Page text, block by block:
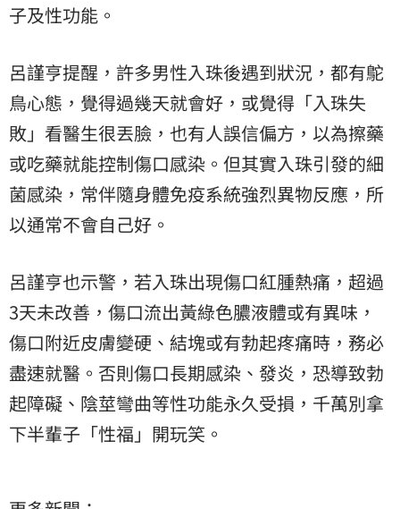
子及性功能。
呂謹亨提醒，許多男性入珠後遇到狀況，都有鴕
鳥心態，覺得過幾天就會好，或覺得「入珠失
敗」看醫生很丟臉，也有人誤信偏方，以為擦藥
或吃藥就能控制傷口感染。但其實入珠引發的細
菌感染，常伴隨身體免疫系統強烈異物反應，所
以通常不會自己好。
呂謹亨也示警，若入珠出現傷口紅腫熱痛，超過
3天未改善，傷口流出黃綠色膿液體或有異味，
傷口附近皮膚變硬、結塊或有勃起疼痛時，務必
盡速就醫。否則傷口長期感染、發炎，恐導致勃
起障礙、陰莖彎曲等性功能永久受損，千萬別拿
下半輩子「性福」開玩笑。